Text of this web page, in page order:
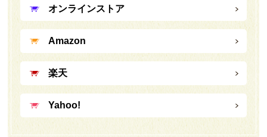
オンラインストア
Amazon
楽天
Yahoo!